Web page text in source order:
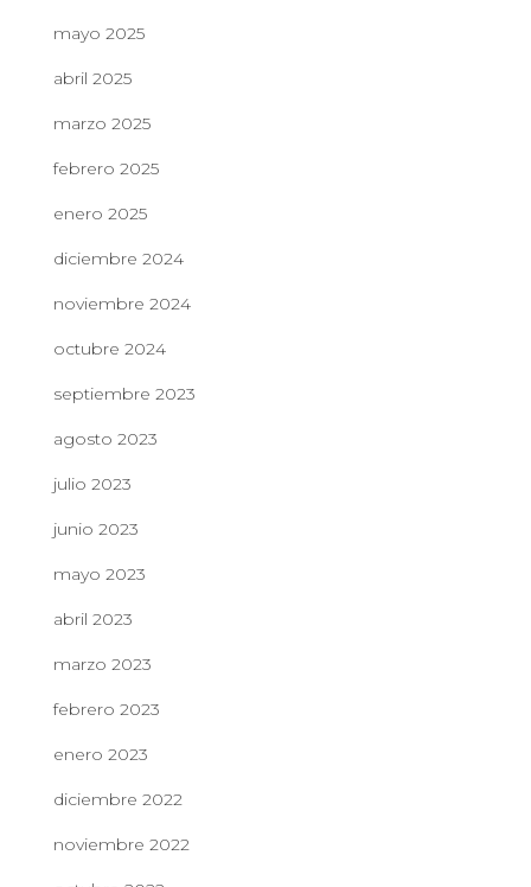
mayo 2025
abril 2025
marzo 2025
febrero 2025
enero 2025
diciembre 2024
noviembre 2024
octubre 2024
septiembre 2023
agosto 2023
julio 2023
junio 2023
mayo 2023
abril 2023
marzo 2023
febrero 2023
enero 2023
diciembre 2022
noviembre 2022